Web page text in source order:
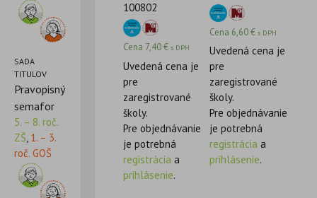
SADA
TITULOV
Pravopisný
semafor
5. – 8. roč.
ZŠ,1. – 3.
roč. GOŠ
100802
Cena 7,40€ s DPH
Uvedená cena je
pre
zaregistrované
školy.
Pre objednávanie
je potrebná
registrácia a
prihlásenie.
Cena 6,60€ s DPH
Uvedená cena je
pre
zaregistrované
školy.
Pre objednávanie
je potrebná
registrácia a
prihlásenie.